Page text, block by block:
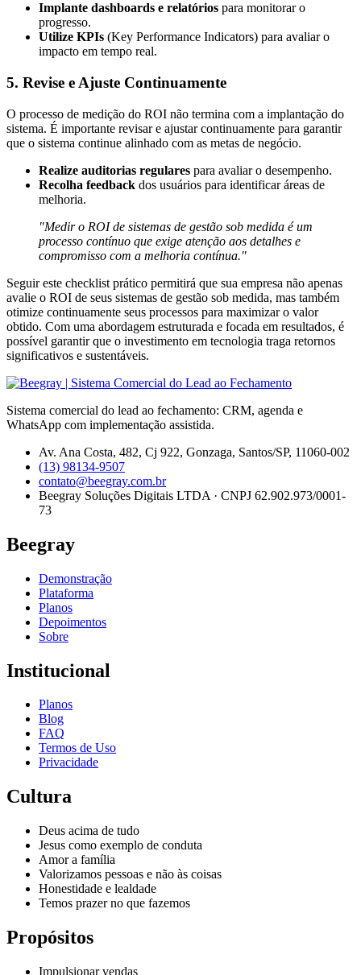
Implante dashboards e relatórios para monitorar o
progresso.
Utilize KPIs (Key Performance Indicators) para avaliar o
impacto em tempo real.
5. Revise e Ajuste Continuamente
O processo de medição do ROI não termina com a implantação do
sistema. É importante revisar e ajustar continuamente para garantir
que o sistema continue alinhado com as metas de negócio.
Realize auditorias regulares para avaliar o desempenho.
Recolha feedback dos usuários para identificar áreas de
melhoria.
"Medir o ROI de sistemas de gestão sob medida é um
processo contínuo que exige atenção aos detalhes e
compromisso com a melhoria contínua."
Seguir este checklist prático permitirá que sua empresa não apenas
avalie o ROI de seus sistemas de gestão sob medida, mas também
otimize continuamente seus processos para maximizar o valor
obtido. Com uma abordagem estruturada e focada em resultados, é
possível garantir que o investimento em tecnologia traga retornos
significativos e sustentáveis.
Sistema comercial do lead ao fechamento: CRM, agenda e
WhatsApp com implementação assistida.
Av. Ana Costa, 482, Cj 922, Gonzaga, Santos/SP, 11060-002
(13) 98134-9507
contato@beegray.com.br
Beegray Soluções Digitais LTDA · CNPJ 62.902.973/0001-
73
Beegray
Demonstração
Plataforma
Planos
Depoimentos
Sobre
Institucional
Planos
Blog
FAQ
Termos de Uso
Privacidade
Cultura
Deus acima de tudo
Jesus como exemplo de conduta
Amor a família
Valorizamos pessoas e não às coisas
Honestidade e lealdade
Temos prazer no que fazemos
Propósitos
Impulsionar vendas